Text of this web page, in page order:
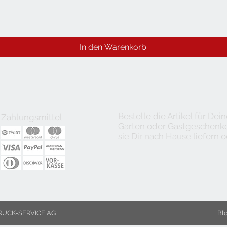
In den Warenkorb
Zahlungsmittel
Bestelle die Artikel für
Garten oder
sie Dir nach Hause liefern
SERVICE AG